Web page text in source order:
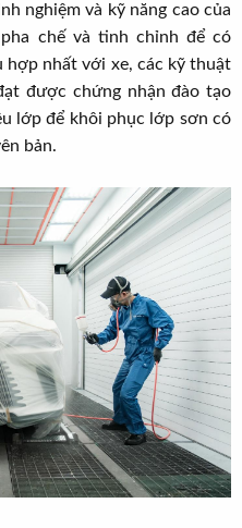
nghiệm và kỹ năng cao của
chế và tinh chỉnh để có
hợp nhất với xe, các kỹ thuật
được chứng nhận đào tạo
lớp để khôi phục lớp sơn có
bản.